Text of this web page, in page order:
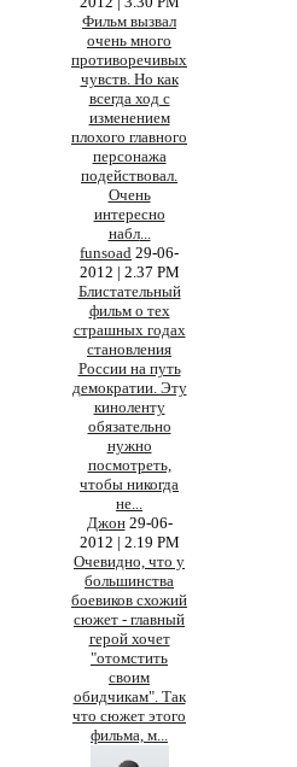
Фильм вызвал
очень много
противоречивых
чувств. Но как
всегда ход с
изменением
плохого главного
персонажа
подействовал.
Очень
интересно
набл...
funsoad 29-06-
2012 | 2.37 PM
Блистательный
фильм о тех
страшных годах
становления
России на путь
демократии. Эту
киноленту
обязательно
нужно
посмотреть,
чтобы никогда
не...
Джон 29-06-
2012 | 2.19 PM
Очевидно, что у
большинства
боевиков схожий
сюжет - главный
герой хочет
"отомстить
своим
обидчикам". Так
что сюжет этого
фильма, м...